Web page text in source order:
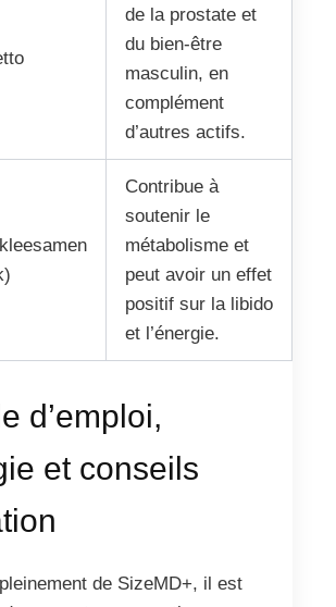
de la prostate et
du bien-être
masculin, en
complément
d’autres actifs.
Contribue à
soutenir le
métabolisme et
peut avoir un effet
positif sur la libido
et l’énergie.
d’emploi,
et conseils
de SizeMD+, il est